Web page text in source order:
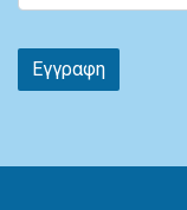
Εγγραφη